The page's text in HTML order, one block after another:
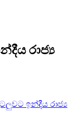
රාජ්‍ය
ඉන්දීය රාජ්‍ය